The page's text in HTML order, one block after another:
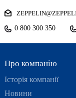
0 800 300 350
Про компанію
Історія компанії
Новини